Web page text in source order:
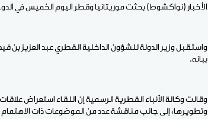
الأخبار (نواكشوط) بحثت موريتانيا وقطر اليوم الخميس في
واستقبل وزير الدولة للشؤون الداخلية القطري عبد العزيز بن
ببانه.
وقالت وكالة الأنباء القطرية الرسمية إن اللقاء استعراض
وتطويرها، إلى جانب مناقشة عدد من الموضوعات ذات